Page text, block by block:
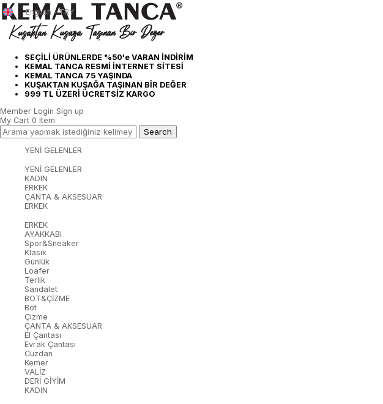
SEÇİLİ ÜRÜNLERDE %50'e VARAN İNDİRİM
KEMAL TANCA RESMİ İNTERNET SİTESİ
KEMAL TANCA 75 YAŞINDA
KUŞAKTAN KUŞAĞA TAŞINAN BİR DEĞER
999 TL ÜZERİ ÜCRETSİZ KARGO
English - TRY
Member Login Sign up
My Cart 0 Item
YENİ GELENLER
YENİ GELENLER
KADIN
ERKEK
ÇANTA & AKSESUAR
ERKEK
ERKEK
AYAKKABI
Spor&Sneaker
Klasik
Günlük
Loafer
Terlik
Sandalet
BOT&ÇİZME
Bot
Çizme
ÇANTA & AKSESUAR
El Çantası
Evrak Çantası
Cüzdan
Kemer
VALİZ
DERİ GİYİM
KADIN